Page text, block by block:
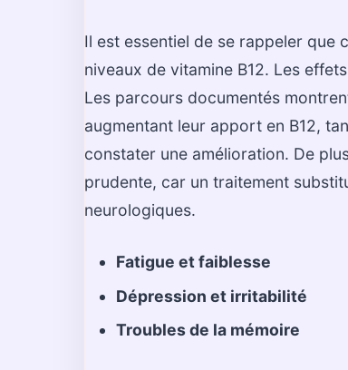
Il est essentiel de se rappeler que
niveaux de vitamine B12. Les
Les parcours documentés
augmentant leur apport en B12,
constater une amélioration. De
prudente, car un traitement
neurologiques.
Fatigue et faiblesse
Dépression et irritabilité
Troubles de la mémoire